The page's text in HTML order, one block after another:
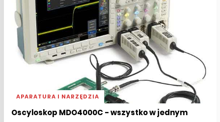
APARATURA I NARZĘDZIA
Oscyloskop MDO4000C - wszystko w jednym